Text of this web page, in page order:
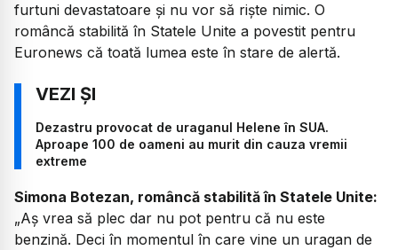
furtuni devastatoare și nu vor să riște nimic. O
româncă stabilită în Statele Unite a povestit pentru
Euronews că toată lumea este în stare de alertă.
Dezastru provocat de uraganul Helene în SUA.
Aproape 100 de oameni au murit din cauza vremii
extreme
Simona Botezan, româncă stabilită în Statele Unite:
„Aș vrea să plec dar nu pot pentru că nu este
benzină. Deci în momentul în care vine un uragan de